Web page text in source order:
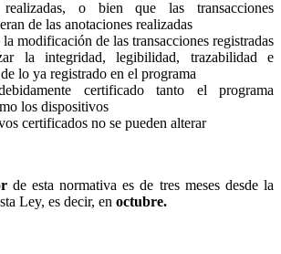
realizadas, o bien que las transacciones
de las anotaciones realizadas
modificación de las transacciones registradas
la integridad, legibilidad, trazabilidad e
lo ya registrado en el programa
certificado tanto el programa
los dispositivos
certificados no se pueden alterar
de esta normativa es de tres meses desde la
Ley, es decir, en octubre.